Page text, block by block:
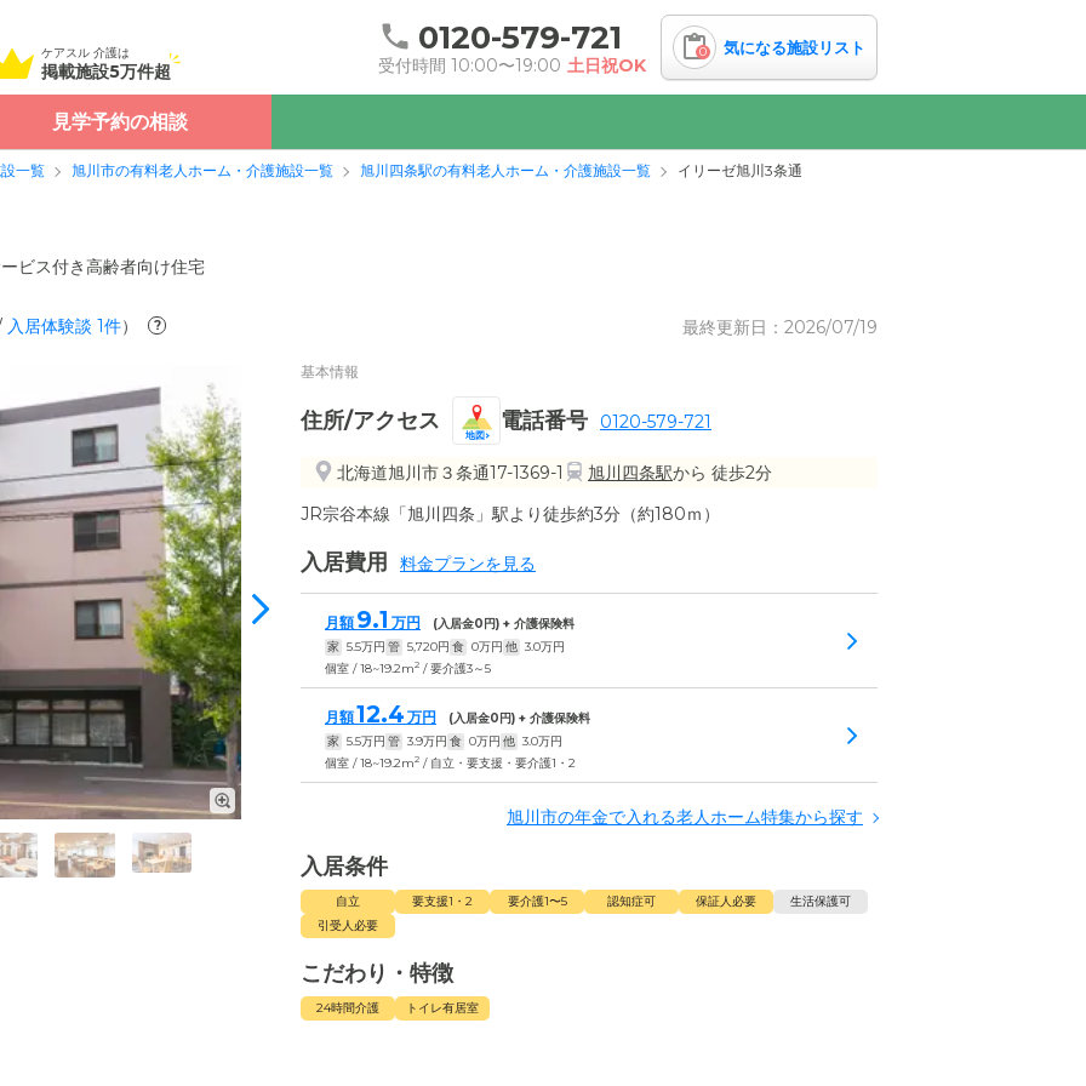
ケアスル 介護は
掲載施設5万件超
0120-579-721
受付時間 10:00〜19:00 土日祝OK
0 気になる施設リスト
見学予約の相談
一覧 旭川市の有料老人ホーム・介護施設一覧 旭川四条駅の有料老人ホーム・介護施設一覧 イリーゼ旭川3条通
ビス付き高齢者向け住宅
入居体験談 1件） ? 最終更新日：2026/07/19
基本情報
住所/アクセス
地図
電話番号 0120-579-721
北海道旭川市３条通17-1369-1 旭川四条駅から 徒歩2分
JR宗谷本線「旭川四条」駅より徒歩約3分（約180ｍ）
入居費用 料金プランを見る
月額 9.1 万円 (入居金0円) + 介護保険料
家 5.5万円 管 5,720円 食 0万円 他 3.0万円
個室 / 18~19.2m2 / 要介護3～5
月額12.4 万円 (入居金0円) + 介護保険料
家 5.5万円 管 3.9万円 食 0万円 他 3.0万円
個室 / 18~19.2m2 / 自立・要支援・要介護1・2
旭川市の年金で入れる老人ホーム特集から探す
入居条件
自立 要支援1・2 要介護1〜5 認知症可 保証人必要
生活保護可
引受人必要
こだわり・特徴
24時間介護 トイレ有居室